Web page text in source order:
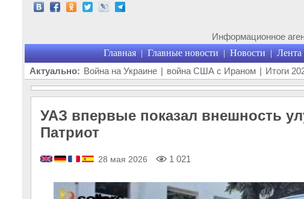
Информационное
Главная | Главные новости | Новости | Лента
Актуально: Война на Украине | война США с Ираном | Итоги
УАЗ впервые показал внешность
Патриот
28 мая 2026 1 021